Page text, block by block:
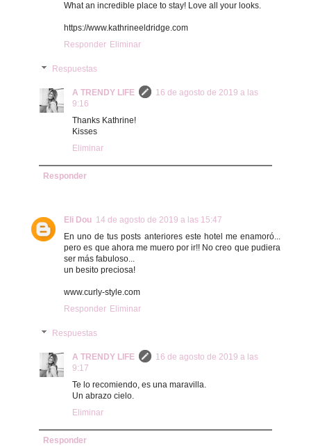
What an incredible place to stay! Love all your looks.
https://www.kathrineeldridge.com
Responder Eliminar
Respuestas
A TRENDY LIFE
16 de agosto de 2019 a las
9:16
Thanks Kathrine!
Kisses
Eliminar
Responder
Eli Dou 14 de agosto de 2019 a las 15:47
En uno de tus posts anteriores este hotel me enamoró...
pero es que ahora me muero por ir!! No creo que pudiera
ser más fabuloso...
un besito preciosa!
www.curly-style.com
Responder Eliminar
Respuestas
A TRENDY LIFE
16 de agosto de 2019 a las
9:17
Te lo recomiendo, es una maravilla.
Un abrazo cielo.
Eliminar
Responder